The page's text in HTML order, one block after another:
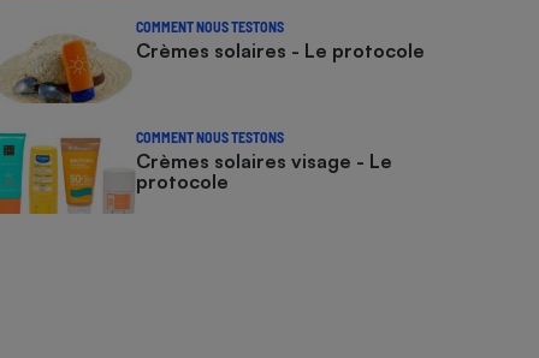
COMMENT NOUS TESTONS
Crèmes solaires - Le protocole
COMMENT NOUS TESTONS
Crèmes solaires visage - Le
protocole